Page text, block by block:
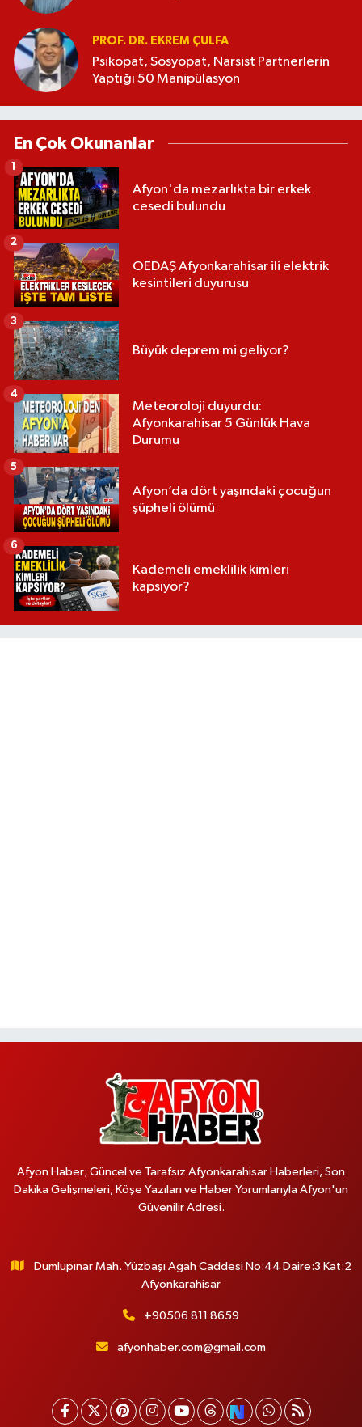
PROF. DR. EKREM ÇULFA
Psikopat, Sosyopat, Narsist Partnerlerin
Yaptığı 50 Manipülasyon
En Çok Okunanlar
Afyon'da mezarlıkta bir erkek
cesedi bulundu
1
OEDAŞ Afyonkarahisar ili elektrik
kesintileri duyurusu
2
Büyük deprem mi geliyor?
3
Meteoroloji duyurdu:
Afyonkarahisar 5 Günlük Hava
Durumu
4
Afyon’da dört yaşındaki çocuğun
şüpheli ölümü
5
Kademeli emeklilik kimleri
kapsıyor?
6
Afyon Haber; Güncel ve Tarafsız Afyonkarahisar Haberleri, Son
Dakika Gelişmeleri, Köşe Yazıları ve Haber Yorumlarıyla Afyon'un
Güvenilir Adresi.
Dumlupınar Mah. Yüzbaşı Agah Caddesi No:44 Daire:3 Kat:2
Afyonkarahisar
+90506 811 8659
afyonhaber.com@gmail.com